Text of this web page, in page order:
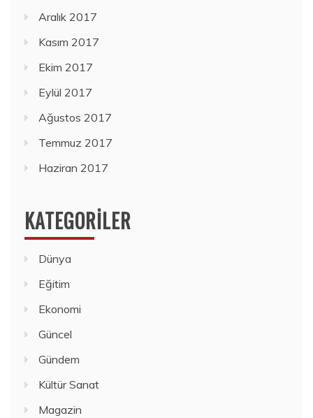
Aralık 2017
Kasım 2017
Ekim 2017
Eylül 2017
Ağustos 2017
Temmuz 2017
Haziran 2017
KATEGORILER
Dünya
Eğitim
Ekonomi
Güncel
Gündem
Kültür Sanat
Magazin